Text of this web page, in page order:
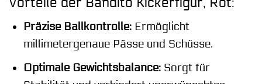
Präzise Ballkontrolle:Ermöglicht
millimetergenaue Pässe und Schüsse.
Optimale Gewichtsbalance:Sorgt für